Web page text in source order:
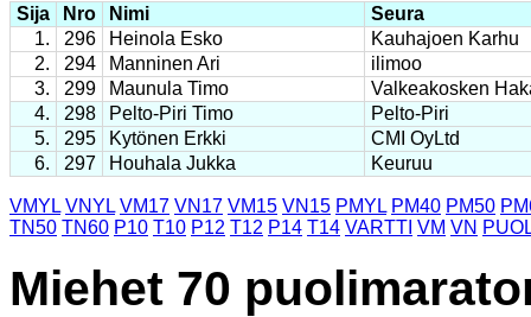
Sija Nro Nimi
Seura
1.
296 Heinola Esko
Kauhajoen Karhu
2.
294 Manninen Ari
ilimoo
3.
299 Maunula Timo
Valkeakosken
4.
298 Pelto-Piri Timo
Pelto-Piri
5.
295 Kytönen Erkki
CMI OyLtd
6.
297 Houhala Jukka Keuruu
VMYL VNYL VM17 VN17 VM15 VN15 PMYL PM40 PM50
TN50 TN60 P10 T10 P12 T12 P14 T14 VARTTI VM VN
Miehet 70